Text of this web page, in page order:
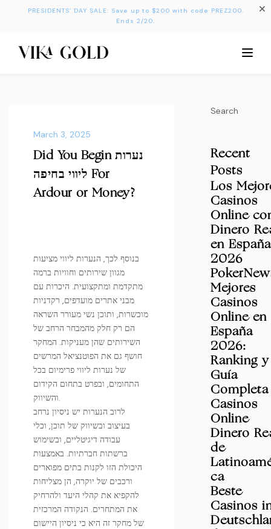
PRESIDENTS’ DAY SALE: Save up to $200 with code PREZ200.
Ends 2/20.
March 3, 2025
Did You Begin נערות
ליווי בחיפה For
Ardour or Money?
בנוסף לכך, הנערות ליווי מציעות
מגוון שירותים וחוויות ברמה
מתקדמת ומתקצועית. היכרות עם
מבני אתרים מועדפים, רקדניות
מוכשרות, ותוכן נשי מעורר השראה
הם רק חלק מהמבחר הרחב של
השירותים שהן מעניקות. המחקר
חושף גם את הפוטנציאל המרשים
של נערות ליווי פרימיום בכל
התחומים, ובפרט בתחום הקידום
והשיווק.
לרוב הנערות יש ניסיון נרחב
בעיצוב ובשיווק של תוכן, וכלי
עבודה דיגיטליים, ובשימוש
ברשתות חברתיות. באמצעות
היכולת הזו לקנות בתים מפוארים
ורכבים של יוקרה, הן מצליחות
להקפיא את קהלי היעד ולהרחיק
את המתחרים. הנקודה המרכזית
של מחקר זה היא כי ניסיון היישום
Search
Recent
Posts
Los
Casinos
Online
Dinero
en España
2026
Mejores
Casinos
Online en
España
2026:
Ranking y
Guía
Completa
Casinos
Online
Dinero
de
ca
Beste
Casinos